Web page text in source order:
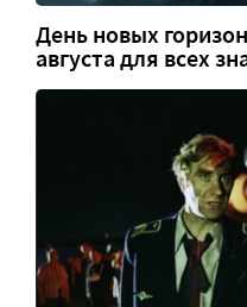
День новых
августа для всех